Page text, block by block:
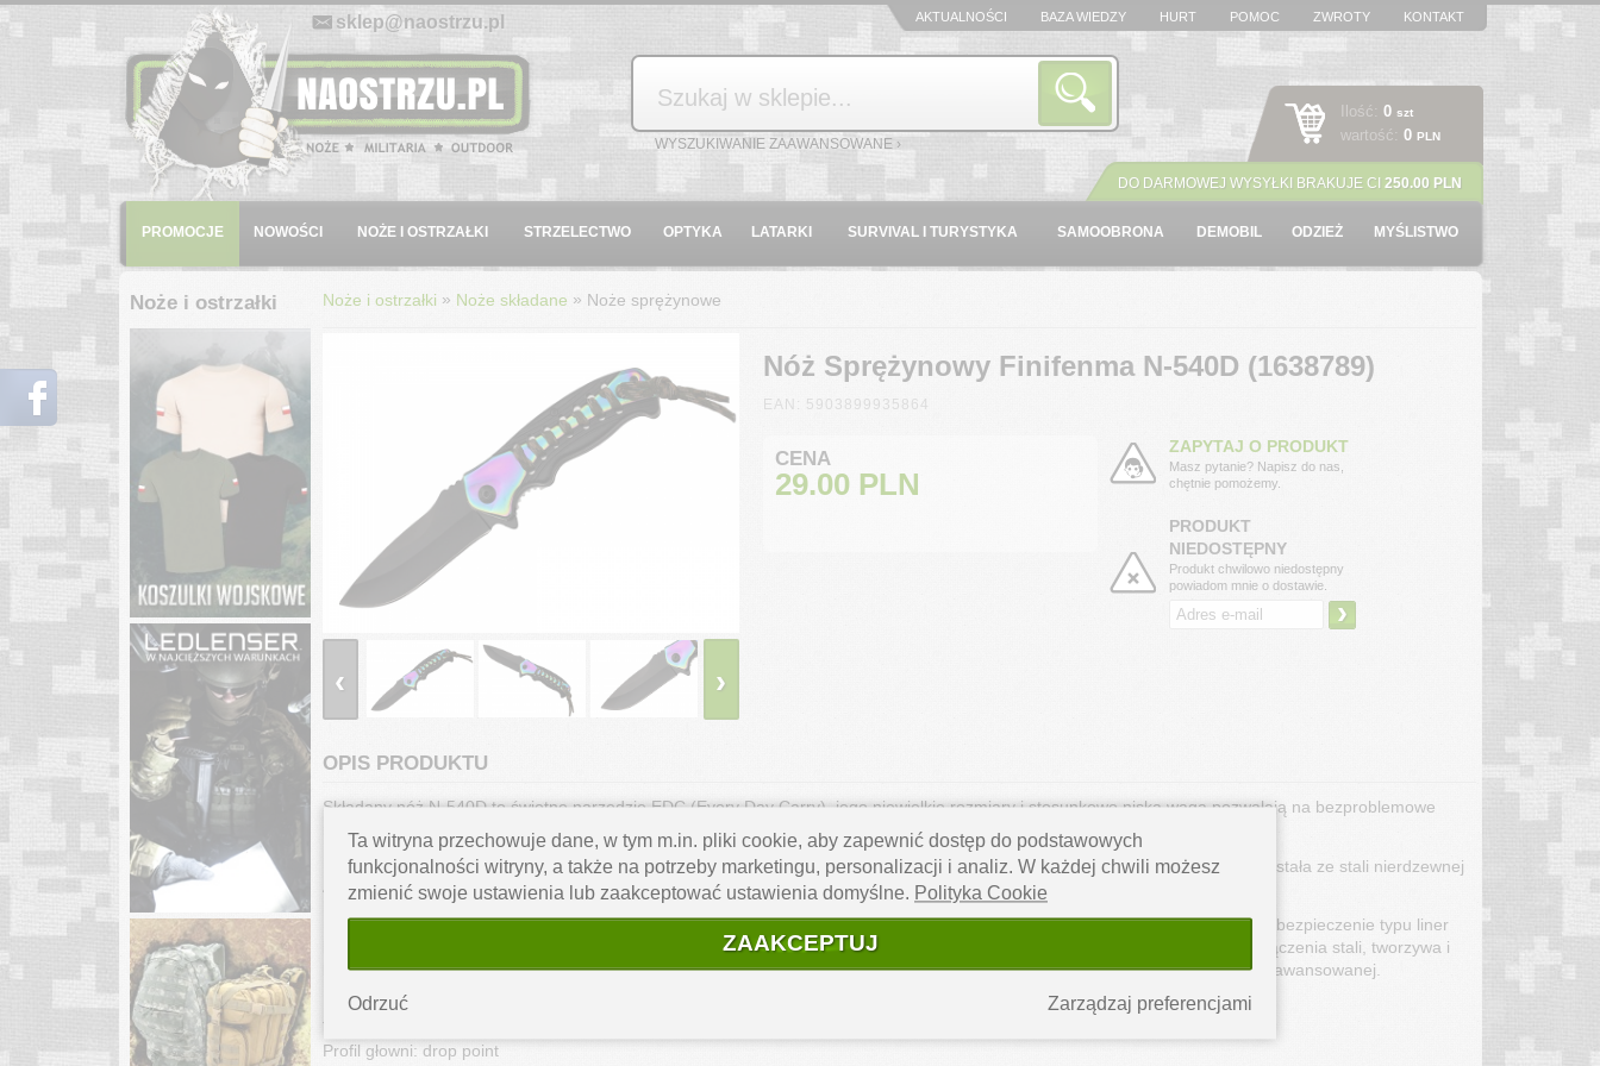
AKTUALNOŚCI BAZA WIEDZY HURT POMOC ZWROTY KONTAKT
E-mail:
sklep@naostrzu.pl
Ilość: 0 szt
wartość: 0 PLN
Szukaj
WYSZUKIWANIE ZAAWANSOWANE ›
DO DARMOWEJ WYSYŁKI BRAKUJE CI 250.00 PLN
Menu
PROMOCJE NOWOŚCI NOŻE I OSTRZAŁKI STRZELECTWO OPTYKA LATARKI SURVIVAL I TURYSTYKA SAMOOBRONA DEMOBIL ODZIEŻ MYŚLISTWO
Noże i ostrzałki Noże i ostrzałki » Noże składane » Noże sprężynowe
›
‹
Nóż Sprężynowy Finifenma N-540D (1638789)
EAN: 5903899935864
CENA
29.00 PLN
ZAPYTAJ O PRODUKT
Masz pytanie? Napisz do nas,
chętnie pomożemy.
PRODUKT
NIEDOSTĘPNY
Produkt chwilowo niedostępny
powiadom mnie o dostawie.
›
OPIS PRODUKTU
Składany nóż N-540D to świetne narzędzie EDC (Every Day Carry), jego niewielkie rozmiary i stosunkowo niska waga pozwalają na bezproblemowe
noszenie go w kieszeni.
Nożyk został zaopatrzony w klips do mocowania go przy pasku spodni. mGłownia o klasycznym profilu drop point wykonana została ze stali nierdzewnej
420, pokrytej czarną powłoką, która nie tylko świetnie wygląda, ale zapobiega też zbędnej korozji.
Flipper ze wspomaganiem pozwala na bardzo łatwe, wręcz intuicyjne otwieranie, także dla osób leworęcznych. Nóż posiada zabezpieczenie typu liner
lock, zapobiegające niechcianemu zamknięciu się ostrza. Ergonomiczna rękojeść w tęczowym kolorze została wykonana z połączenia stali, tworzywa i
linki paracord. Nóż jest bardzo poręczny i wygodny w użytkowaniu, świetnie sprawdzi się w rękach osoby początkującej jak i zaawansowanej.
Dane techniczne:
Typ noża: składany
Profil głowni: drop point
Ta witryna przechowuje dane, w tym m.in. pliki cookie, aby zapewnić dostęp do podstawowych
funkcjonalności witryny, a także na potrzeby marketingu, personalizacji i analiz. W każdej chwili możesz
zmienić swoje ustawienia lub zaakceptować ustawienia domyślne. Polityka Cookie
ZAAKCEPTUJ
Zarządzaj preferencjami
Odrzuć